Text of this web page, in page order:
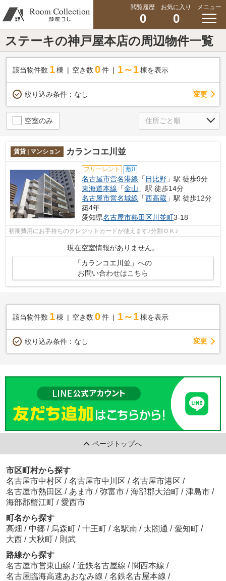
閲覧履歴
0
お気に入り
0
メニュー
ステーキの神戸屋本店の周辺物件一覧
該当物件数 1棟 空き数 0 件 1～1 棟を表示
絞り込み条件： なし 変更
空室のみ
賃貸 | マンション カランコエ川並
フリーレント 敷0
名古屋市営名港線 「 日比野 」駅 徒歩9分
東海道本線 「金山 」駅 徒歩14分
名古屋市営名城線 「西高蔵 」駅 徒歩12分
築4年
愛知県名古屋市熱田区川並町3-18
初期費用にお手持ちのクレジットカードが使えます♪分割ＯＫ♪
現在空室情報がありません。
「カランコエ川並」への
お問い合わせはこちら
該当物件数 1棟 空き数 0 件 1～1 棟を表示
絞り込み条件： なし 変更
ページトップへ
市区町村から探す
名古屋市中村区 / 名古屋市中川区 / 名古屋市港区 /
名古屋市熱田区 / あま市 / 弥富市 / 海部郡大治町 / 津島市 /
海部郡蟹江町 / 愛西市
町名から探す
高畑 / 中郷 / 烏森町 / 十王町 / 名駅南 / 太閤通 / 愛知町 /
大西 / 大秋町 / 則武
路線から探す
名古屋市営東山線 / 近鉄名古屋線 / 関西本線 /
名古屋臨海高速あおなみ線 / 名鉄名古屋本線 /